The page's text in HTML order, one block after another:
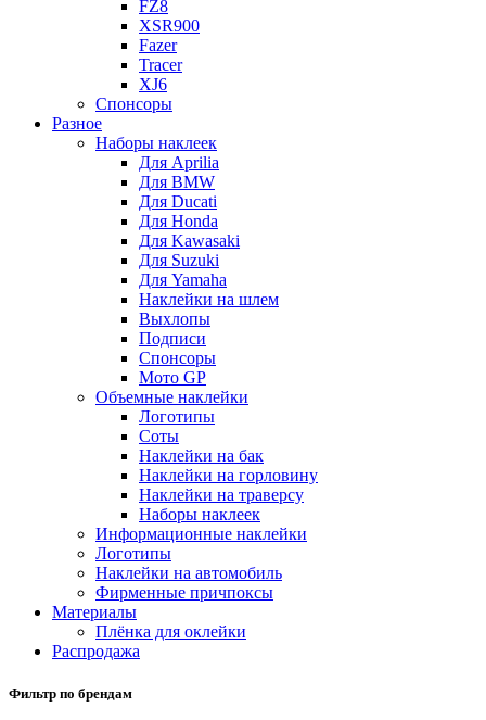
FZ8
XSR900
Fazer
Tracer
XJ6
Спонсоры
Разное
Наборы наклеек
Для Aprilia
Для BMW
Для Ducati
Для Honda
Для Kawasaki
Для Suzuki
Для Yamaha
Наклейки на шлем
Выхлопы
Подписи
Спонсоры
Мото GP
Объемные наклейки
Логотипы
Соты
Наклейки на бак
Наклейки на горловину
Наклейки на траверсу
Наборы наклеек
Информационные наклейки
Логотипы
Наклейки на автомобиль
Фирменные причпоксы
Материалы
Плёнка для оклейки
Распродажа
Фильтр по брендам